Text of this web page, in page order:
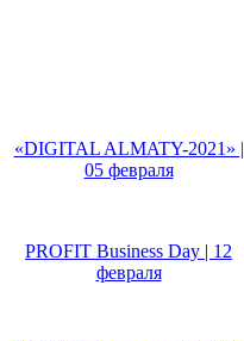
«DIGITAL ALMATY-2021» |
05 февраля
PROFIT Business Day | 12
февраля